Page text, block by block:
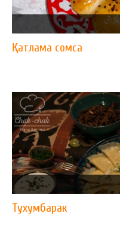
Қатлама сомса
Тухумбарак